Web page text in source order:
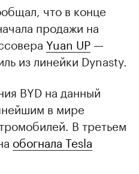
что в конце
продажи на
Yuan UP —
из линейки Dynasty.
BYD на данный
в мире
В третьем
обогнала Tesla